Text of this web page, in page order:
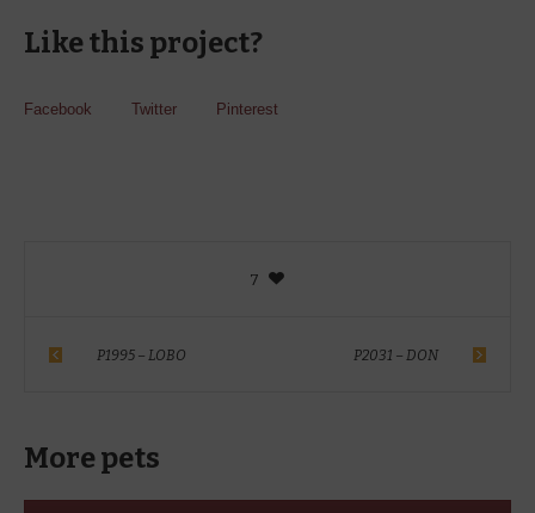
Like this project?
Facebook Twitter Pinterest
7
P1995 – LOBO P2031 – DON
More pets